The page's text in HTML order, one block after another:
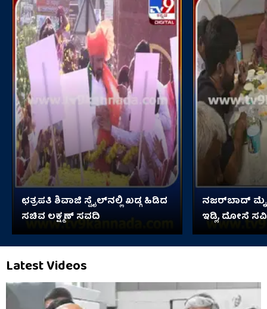
ಛತ್ರಪತಿ ಶಿವಾಜಿ ಸ್ಟೈಲ್​ನಲ್ಲಿ ಖಡ್ಗ ಹಿಡಿದ
ಸಚಿವ ಲಕ್ಷ್ಮಣ್ ಸವದಿ
ನಜರ್‌ಬಾದ್
ಇಡ್ಲಿ, ದೋಸೆ
Latest Videos